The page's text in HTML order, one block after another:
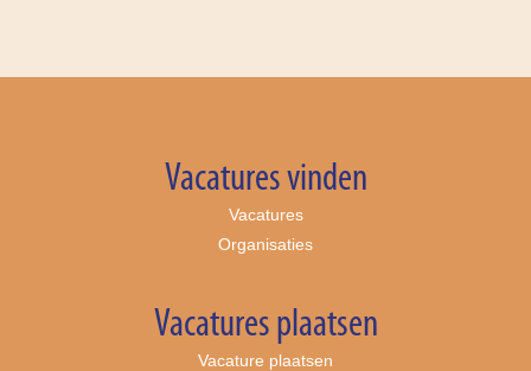
Vacatures vinden
Vacatures
Organisaties
Vacatures plaatsen
Vacature plaatsen